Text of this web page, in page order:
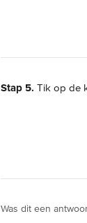
Stap 5. Tik op de
Was dit een